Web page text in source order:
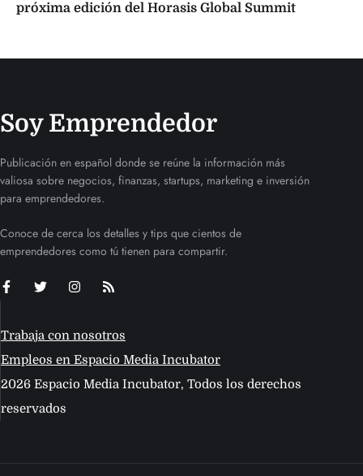
próxima edición del Horasis Global Summit
Soy Emprendedor
Publicación en español donde se reúne la información más
valiosa sobre negocios, finanzas, startups, marketing e inversión
para emprendedores.
Conoce de cerca los detalles y tips que cientos de
emprendedores como tú tienen para compartir.
Trabaja con nosotros
Empleos en Espacio Media Incubator
2026 Espacio Media Incubator, Todos los derechos
reservados